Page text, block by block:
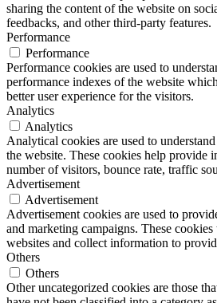
sharing the content of the website on
feedbacks, and other third-party features.
Performance
Performance
Performance cookies are used to
performance indexes of the website
better user experience for the visitors.
Analytics
Analytics
Analytical cookies are used to
the website. These cookies help provide
number of visitors, bounce rate, traffic
Advertisement
Advertisement
Advertisement cookies are used to
and marketing campaigns. These
websites and collect information to
Others
Others
Other uncategorized cookies are those